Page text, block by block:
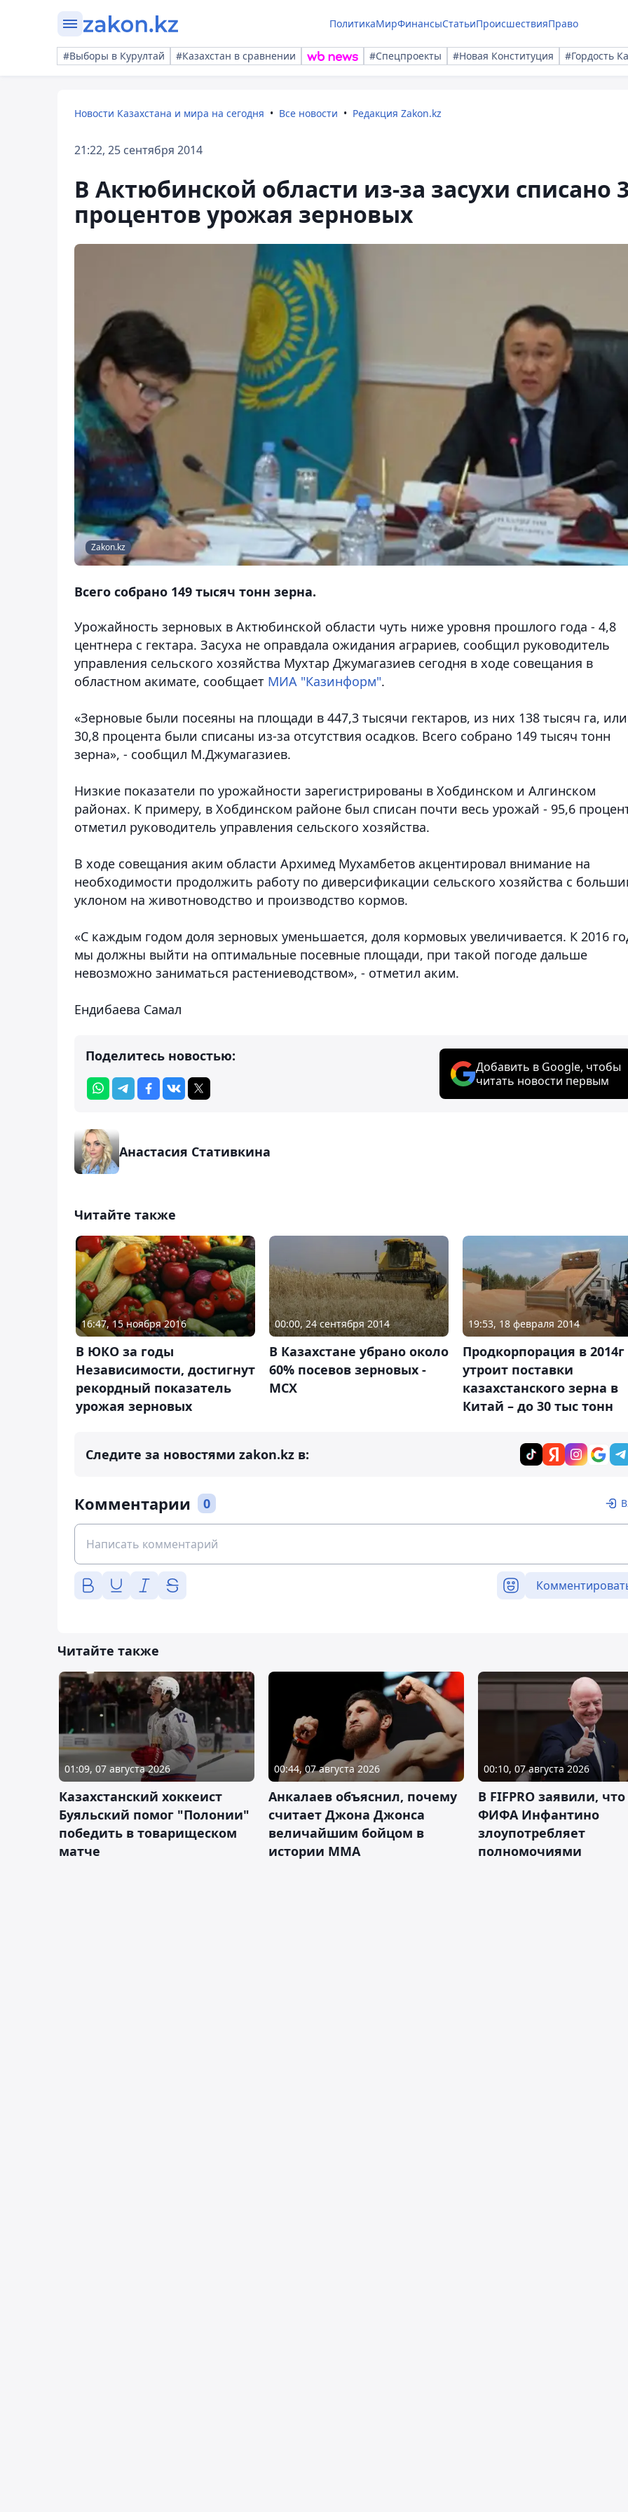
ПолитикаМирФинансыСтатьиПроисшествияПраво
#Выборы в Курултай #Казахстан в сравнении #Спецпроекты #Новая Конституция #Гордость
Новости Казахстана и мира на сегодня Все новости Редакция Zakon.kz
21:22, 25 сентября 2014
В Актюбинской области из-за засухи списано
процентов урожая зерновых
Zakon.kz
Всего собрано 149 тысяч тонн зерна.
Урожайность зерновых в Актюбинской области чуть ниже уровня прошлого года - 4,8
центнера с гектара. Засуха не оправдала ожидания аграриев, сообщил руководитель
управления сельского хозяйства Мухтар Джумагазиев сегодня в ходе совещания в
областном акимате, сообщает МИА "Казинформ".
«Зерновые были посеяны на площади в 447,3 тысячи гектаров, из них 138 тысяч га, или
30,8 процента были списаны из-за отсутствия осадков. Всего собрано 149 тысяч тонн
зерна», - сообщил М.Джумагазиев.
Низкие показатели по урожайности зарегистрированы в Хобдинском и Алгинском
районах. К примеру, в Хобдинском районе был списан почти весь урожай - 95,6
отметил руководитель управления сельского хозяйства.
В ходе совещания аким области Архимед Мухамбетов акцентировал внимание на
необходимости продолжить работу по диверсификации сельского хозяйства с
уклоном на животноводство и производство кормов.
«С каждым годом доля зерновых уменьшается, доля кормовых увеличивается. К 2016
мы должны выйти на оптимальные посевные площади, при такой погоде дальше
невозможно заниматься растениеводством», - отметил аким.
Ендибаева Самал
Поделитесь новостью:
Добавить в Google, чтобы
читать новости первым
Анастасия Стативкина
Читайте также
16:47, 15 ноября 2016
В ЮКО за годы
Независимости, достигнут
рекордный показатель
урожая зерновых
00:00, 24 сентября 2014
В Казахстане убрано около
60% посевов зерновых -
МСХ
19:53, 18 февраля 2014
Продкорпорация в 2014г
утроит поставки
казахстанского зерна в
Китай – до 30 тыс тонн
Следите за новостями zakon.kz в:
Комментарии 0
Читайте также
01:09, 07 августа 2026
Казахстанский хоккеист
Буяльский помог "Полонии"
победить в товарищеском
матче
00:44, 07 августа 2026
Анкалаев объяснил, почему
считает Джона Джонса
величайшим бойцом в
истории ММА
00:10, 07 августа 2026
В FIFPRO заявили,
ФИФА Инфантино
злоупотребляет
полномочиями